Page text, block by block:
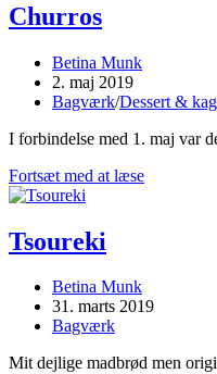
Churros
Post
author:
Betina Munk
Post
published:
2. maj 2019
Post
Bagværk/Dessert &
I forbindelse med 1. maj var
Fortsæt med at læseChurros
Tsoureki
Post
author:
Betina Munk
Post
published:
31. marts 2019
Post
Bagværk
Mit dejlige madbrød men